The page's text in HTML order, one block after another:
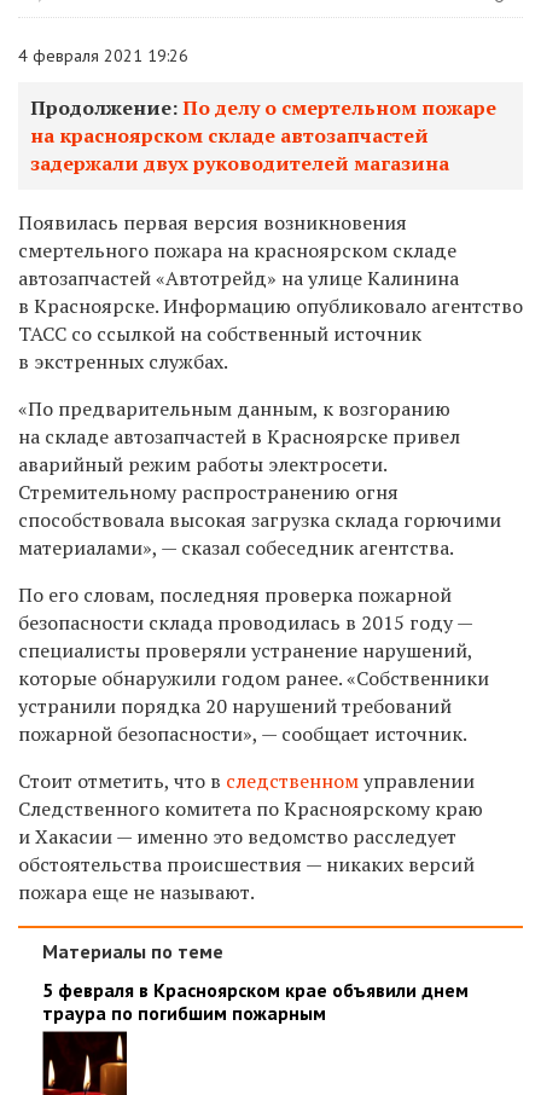
4 февраля 2021 19:26
Продолжение:По делу о смертельном пожаре
на красноярском складе автозапчастей
задержали двух руководителей магазина
Появилась первая версия возникновения
смертельного пожара на красноярском складе
автозапчастей «Автотрейд» на улице Калинина
в Красноярске. Информацию опубликовало агентство
ТАСС со ссылкой на собственный источник
в экстренных службах.
«По предварительным данным, к возгоранию
на складе автозапчастей в Красноярске привел
аварийный режим работы электросети.
Стремительному распространению огня
способствовала высокая загрузка склада горючими
материалами», — сказал собеседник агентства.
По его словам, последняя проверка пожарной
безопасности склада проводилась в 2015 году —
специалисты проверяли устранение нарушений,
которые обнаружили годом ранее. «Собственники
устранили порядка 20 нарушений требований
пожарной безопасности», — сообщает источник.
Стоит отметить, что в следственномуправлении
Следственного комитета по Красноярскому краю
и Хакасии — именно это ведомство расследует
обстоятельства происшествия — никаких версий
пожара еще не называют.
Материалы по теме
5 февраля в Красноярском крае объявили днем
траура по погибшим пожарным